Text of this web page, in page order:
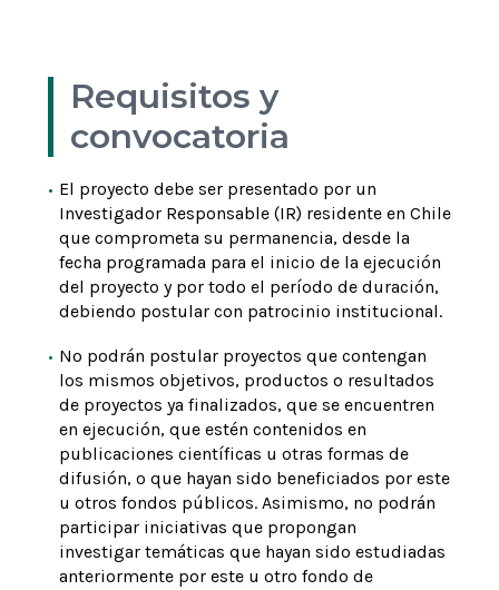
Requisitos y
convocatoria
El proyecto debe ser presentado por un
Investigador Responsable (IR) residente en Chile
que comprometa su permanencia, desde la
fecha programada para el inicio de la ejecución
del proyecto y por todo el período de duración,
debiendo postular con patrocinio institucional.
No podrán postular proyectos que contengan
los mismos objetivos, productos o resultados
de proyectos ya finalizados, que se encuentren
en ejecución, que estén contenidos en
publicaciones científicas u otras formas de
difusión, o que hayan sido beneficiados por este
u otros fondos públicos. Asimismo, no podrán
participar iniciativas que propongan
investigar temáticas que hayan sido estudiadas
anteriormente por este u otro fondo de